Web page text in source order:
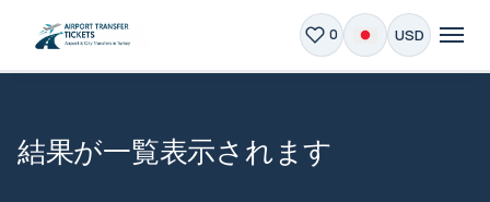
0 USD
結果が一覧表示されます